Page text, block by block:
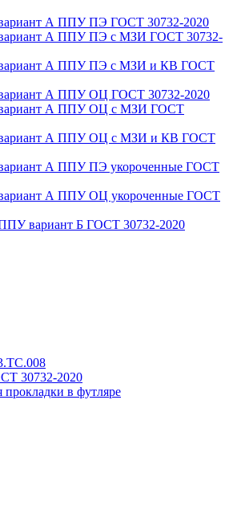
А ППУ ПЭ ГОСТ 30732-2020
А ППУ ПЭ с МЗИ ГОСТ 30732-
А ППУ ПЭ с МЗИ и КВ ГОСТ
А ППУ ОЦ ГОСТ 30732-2020
А ППУ ОЦ с МЗИ ГОСТ
А ППУ ОЦ с МЗИ и КВ ГОСТ
А ППУ ПЭ укороченные ГОСТ
А ППУ ОЦ укороченные ГОСТ
вариант Б ГОСТ 30732-2020
30732-2020
в футляре